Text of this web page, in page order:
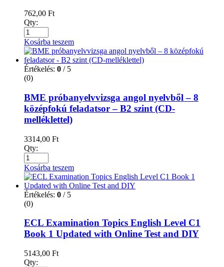
762,00 Ft
Qty:
Kosárba teszem
Értékelés: 0 / 5
(0)
BME próbanyelvvizsga angol nyelvből – 8
középfokú feladatsor – B2 szint (CD-
melléklettel)
3314,00 Ft
Qty:
Kosárba teszem
Értékelés: 0 / 5
(0)
ECL Examination Topics English Level C1
Book 1 Updated with Online Test and DIY
5143,00 Ft
Qty: